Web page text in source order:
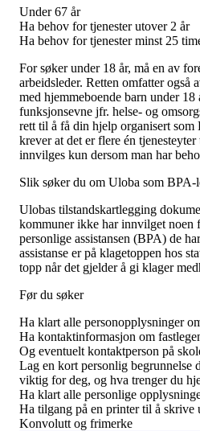
Kampsaker
Arrangementer
Independent Living-festivalen
Skansgård-forelesningen
Medlemsrådet
Selvsagt
Bente Skansgårds Independent
Om oss
Nyheter
Tall og fakta
Om Uloba
Supportsenter
Under 67 år
Ha behov for tjenester utover 2 år
Ha behov for tjenester minst 25
For søker under 18 år, må en av
arbeidsleder. Retten omfatter også
med hjemmeboende barn under 18
funksjonsevne jfr. helse- og
rett til å få din hjelp organisert
krever at det er flere én
innvilges kun dersom man har
Slik søker du om Uloba som BPA-
Ulobas tilstandskartlegging
kommuner ikke har innvilget noen
personlige assistansen (BPA) de
assistanse er på klagetoppen hos
topp når det gjelder å gi klager
Før du søker
Ha klart alle personopplysninger
Ha kontaktinformasjon om
Og eventuelt kontaktperson på
Lag en kort personlig begrunnelse
viktig for deg, og hva trenger du
Ha klart alle personlige
Ha tilgang på en printer til å skrive
Konvolutt og frimerke